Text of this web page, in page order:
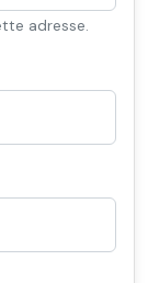
adresse.